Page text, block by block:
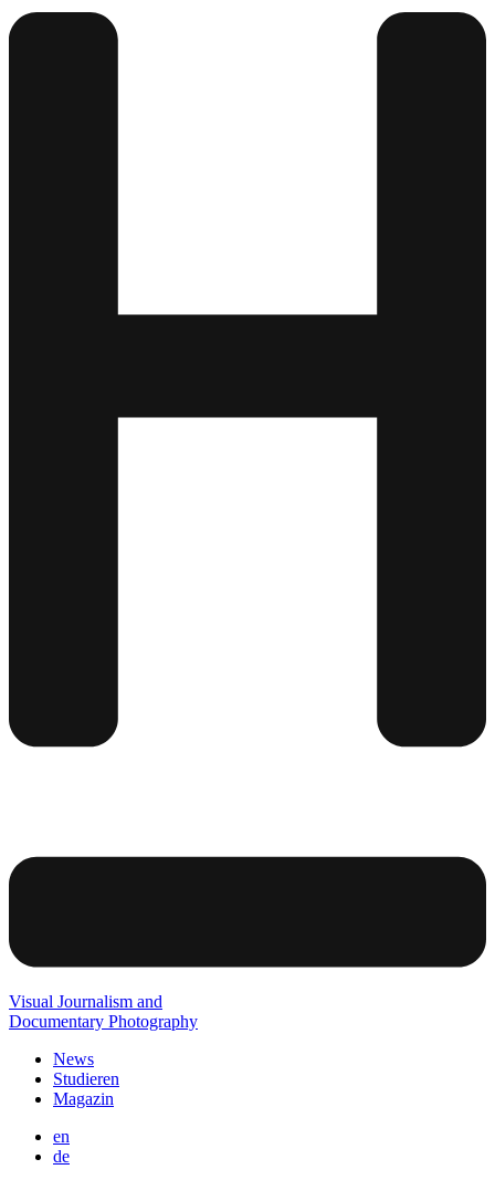
Visual Journalism and
Documentary Photography
News
Studieren
Magazin
en
de